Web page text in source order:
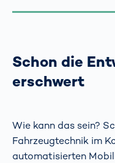
Schon die
erschwert
Wie kann das sein?
Fahrzeugtechnik im
automatisierten